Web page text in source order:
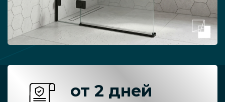
от 2 дней